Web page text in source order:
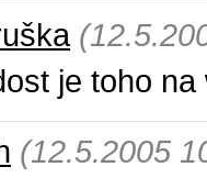
je toho
(12.5.2005